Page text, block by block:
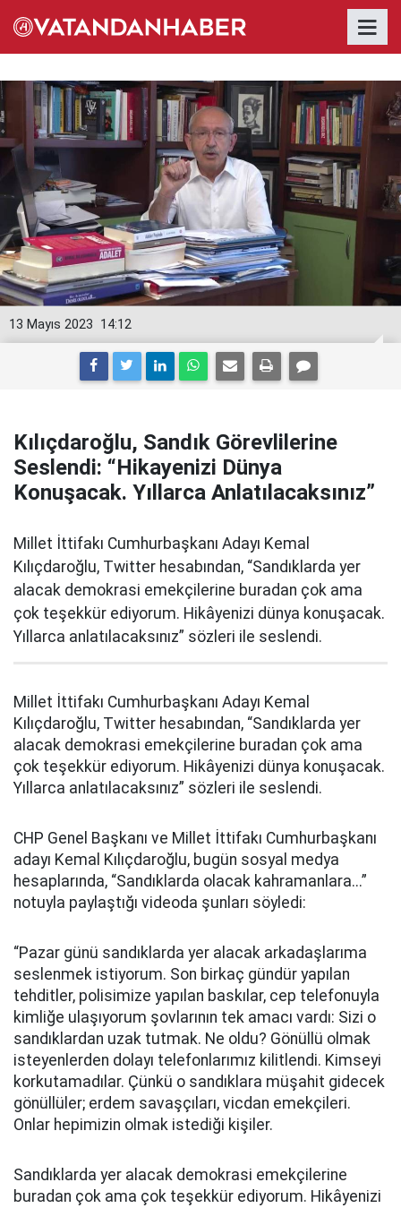
14:12
13 Mayıs 2023
Kılıçdaroğlu, Sandık Görevlilerine
Seslendi: “Hikayenizi Dünya
Konuşacak. Yıllarca Anlatılacaksınız”
Millet İttifakı Cumhurbaşkanı Adayı Kemal
Kılıçdaroğlu, Twitter hesabından, “Sandıklarda yer
alacak demokrasi emekçilerine buradan çok ama
çok teşekkür ediyorum. Hikâyenizi dünya konuşacak.
Yıllarca anlatılacaksınız” sözleri ile seslendi.
Millet İttifakı Cumhurbaşkanı Adayı Kemal
Kılıçdaroğlu, Twitter hesabından, “Sandıklarda yer
alacak demokrasi emekçilerine buradan çok ama
çok teşekkür ediyorum. Hikâyenizi dünya konuşacak.
Yıllarca anlatılacaksınız” sözleri ile seslendi.
CHP Genel Başkanı ve Millet İttifakı Cumhurbaşkanı
adayı Kemal Kılıçdaroğlu, bugün sosyal medya
hesaplarında, “Sandıklarda olacak kahramanlara...”
notuyla paylaştığı videoda şunları söyledi:
“Pazar günü sandıklarda yer alacak arkadaşlarıma
seslenmek istiyorum. Son birkaç gündür yapılan
tehditler, polisimize yapılan baskılar, cep telefonuyla
kimliğe ulaşıyorum şovlarının tek amacı vardı: Sizi o
sandıklardan uzak tutmak. Ne oldu? Gönüllü olmak
isteyenlerden dolayı telefonlarımız kilitlendi. Kimseyi
korkutamadılar. Çünkü o sandıklara müşahit gidecek
gönüllüler; erdem savaşçıları, vicdan emekçileri.
Onlar hepimizin olmak istediği kişiler.
Sandıklarda yer alacak demokrasi emekçilerine
buradan çok ama çok teşekkür ediyorum. Hikâyenizi